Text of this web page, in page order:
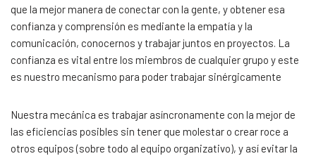
que la mejor manera de conectar con la gente, y obtener esa
confianza y comprensión es mediante la empatía y la
comunicación, conocernos y trabajar juntos en proyectos. La
confianza es vital entre los miembros de cualquier grupo y este
es nuestro mecanismo para poder trabajar sinérgicamente
Nuestra mecánica es trabajar asíncronamente con la mejor de
las eficiencias posibles sin tener que molestar o crear roce a
otros equipos (sobre todo al equipo organizativo), y así evitar la